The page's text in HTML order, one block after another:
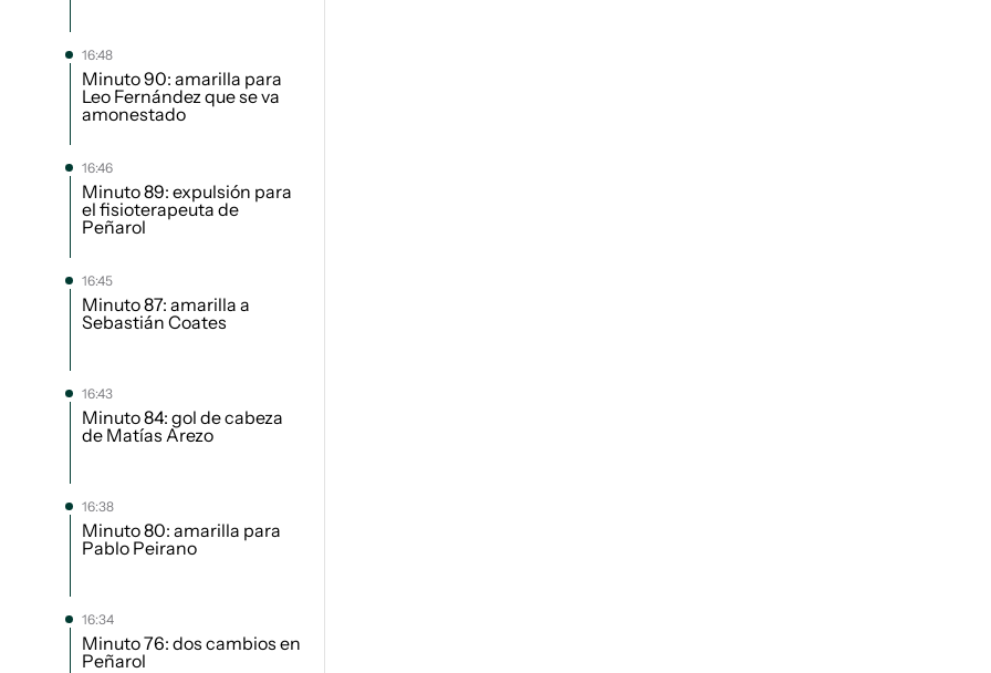
16:48
Minuto 90: amarilla para
Leo Fernández que se va
amonestado
16:46
Minuto 89: expulsión para
el fisioterapeuta de
Peñarol
16:45
Minuto 87: amarilla a
Sebastián Coates
16:43
Minuto 84: gol de cabeza
de Matías Arezo
16:38
Minuto 80: amarilla para
Pablo Peirano
16:34
Minuto 76: dos cambios en
Peñarol